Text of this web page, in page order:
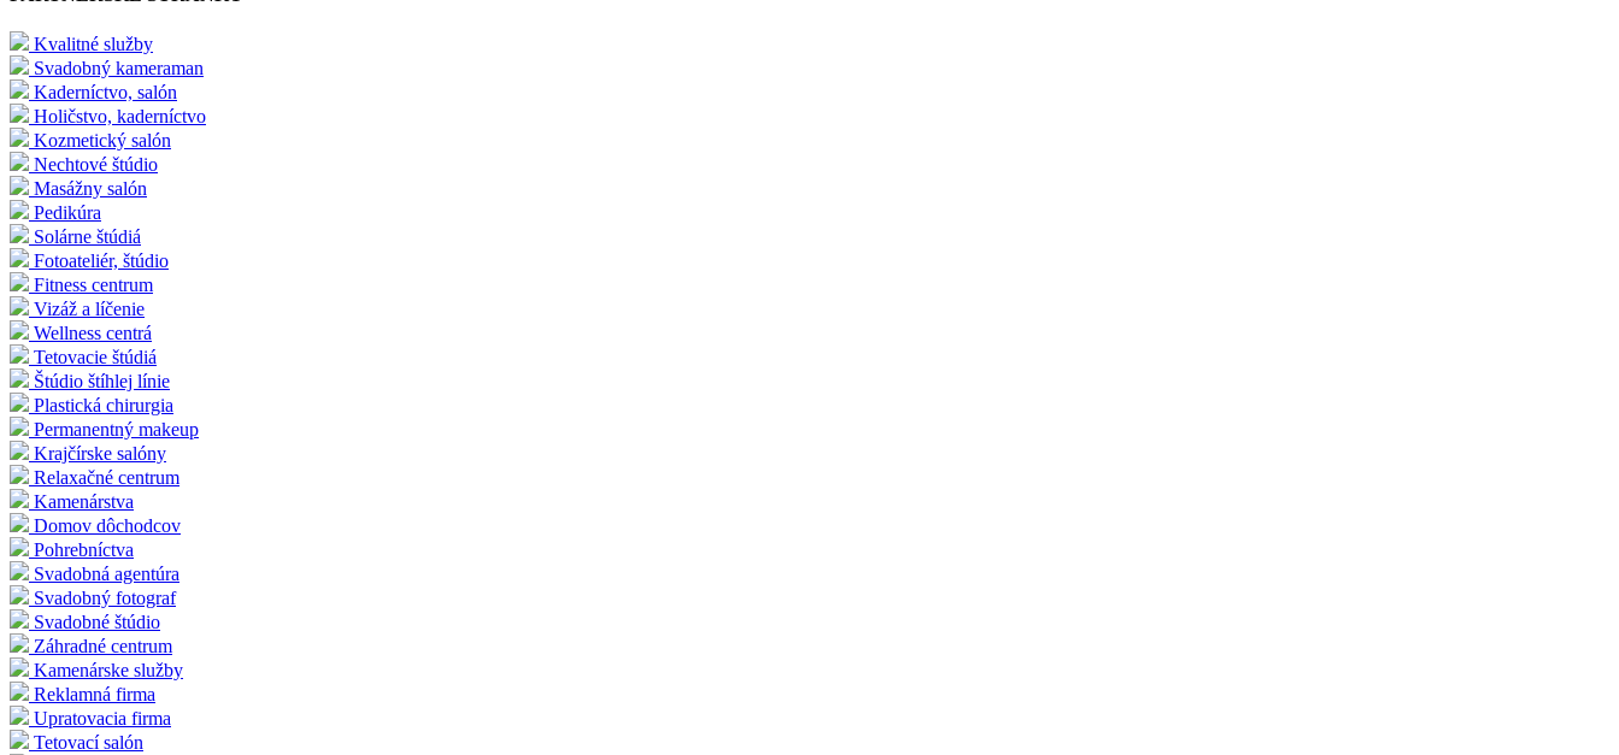
Kvalitné služby
Svadobný kameraman
Kaderníctvo, salón
Holičstvo, kaderníctvo
Kozmetický salón
Nechtové štúdio
Masážny salón
Pedikúra
Solárne štúdiá
Fotoateliér, štúdio
Fitness centrum
Vizáž a líčenie
Wellness centrá
Tetovacie štúdiá
Štúdio štíhlej línie
Plastická chirurgia
Permanentný makeup
Krajčírske salóny
Relaxačné centrum
Kamenárstva
Domov dôchodcov
Pohrebníctva
Svadobná agentúra
Svadobný fotograf
Svadobné štúdio
Záhradné centrum
Kamenárske služby
Reklamná firma
Upratovacia firma
Tetovací salón